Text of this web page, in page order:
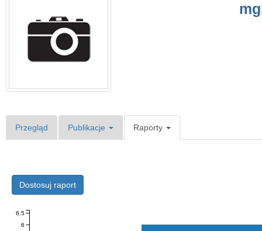
Przegląd Publikacje Raporty
Dostosuj raport
6
6.5